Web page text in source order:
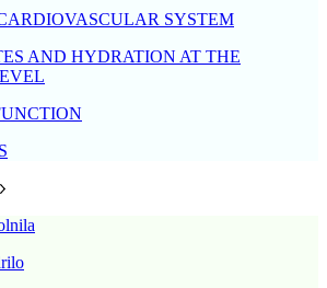
SYSTEM
AND HYDRATION AT THE